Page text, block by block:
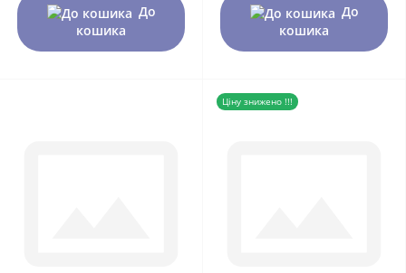
До
кошика
До
кошика
Ціну знижено !!!